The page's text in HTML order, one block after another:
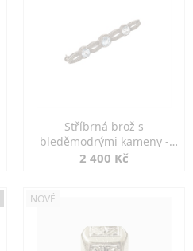
Stříbrná brož s
bleděmodrými kameny -
jemná elegance
2 400 Kč
NOVÉ